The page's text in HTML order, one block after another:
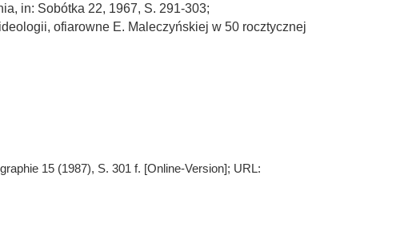
in: Sobótka 22, 1967, S. 291-303;
ofiarowne E. Maleczyńskiej w 50 rocztycznej
15 (1987), S. 301 f. [Online-Version]; URL: